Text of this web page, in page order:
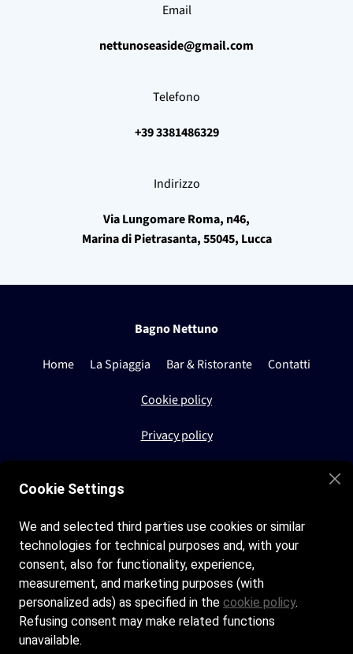
Email
nettunoseaside@gmail.com
Telefono
+39 3381486329
Indirizzo
Via Lungomare Roma, n46,
Marina di Pietrasanta, 55045, Lucca
Bagno Nettuno
Home La Spiaggia Bar & Ristorante Contatti
Cookie policy
Privacy policy
Spiaggia tutti i giorni dalle 9:00 alle 20:00
Bar & Ristorante tutti i giorni dalle 9:00 alle 20:00
Contatti
Cookie Settings
We and selected third parties use cookies or similar
technologies for technical purposes and, with your
consent, also for functionality, experience,
measurement, and marketing purposes (with
personalized ads) as specified in the cookie policy.
Refusing consent may make related functions
unavailable.